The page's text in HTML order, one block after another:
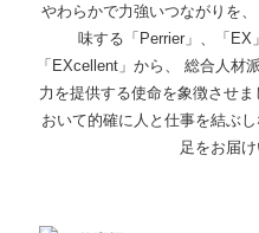
やわらかで力強いつながりを
味する「Perrier」、「EX
「EXcellent」から、 総合人材
力を提供する使命を象徴させ
おいて的確に人と仕事を結ぶ
足をお届け